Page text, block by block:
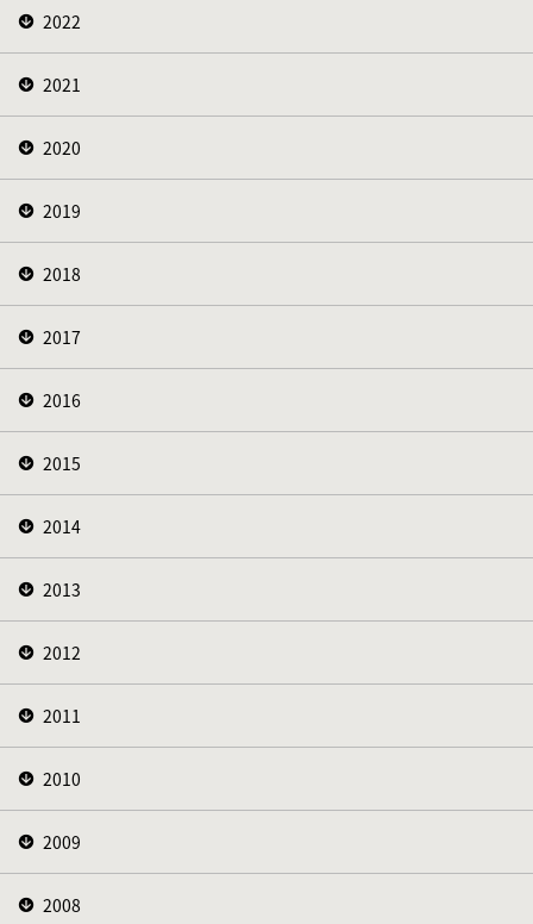
2022
2021
2020
2019
2018
2017
2016
2015
2014
2013
2012
2011
2010
2009
2008